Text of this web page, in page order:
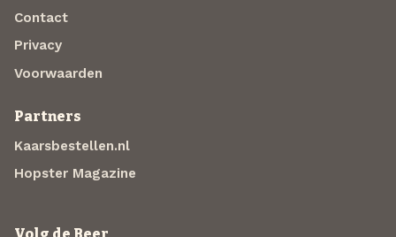
Contact
Privacy
Voorwaarden
Partners
Kaarsbestellen.nl
Hopster Magazine